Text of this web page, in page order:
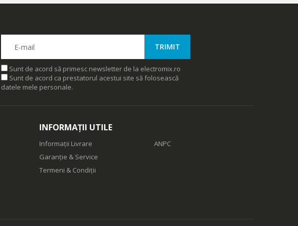
Sunt de acord să primesc newsletter de la electromix.ro
Sunt de acord ca prestatorul acestui site să folosească
datele mele personale.
INFORMAȚII UTILE
Informații Livrare
Garanție & Service
Termeni & Condiții
ANPC